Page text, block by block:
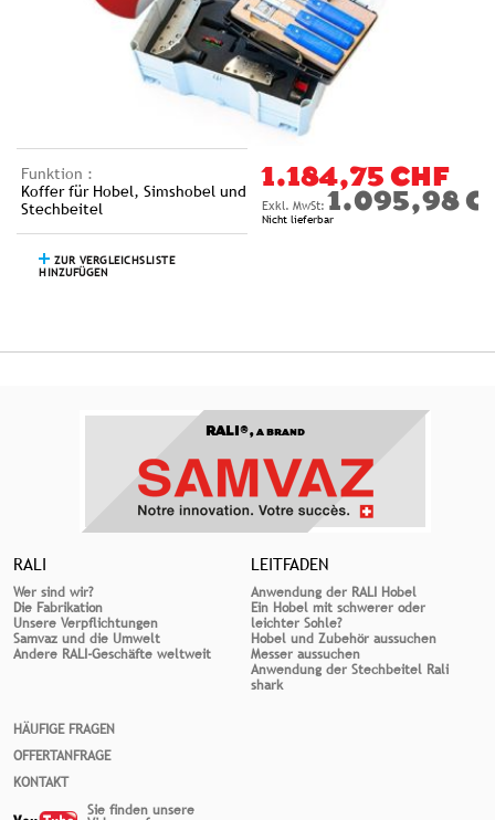
Funktion :
Koffer für Hobel, Simshobel und
Stechbeitel
ZUR VERGLEICHSLISTE
HINZUFÜGEN
1.184,75 CHF
1.095,98
Nicht lieferbar
RALI®,A BRAND
RALI
Wer sind wir?
Die Fabrikation
Unsere Verpflichtungen
Samvaz und die Umwelt
Andere RALI-Geschäfte weltweit
LEITFADEN
Anwendung der RALI Hobel
Ein Hobel mit schwerer oder
leichter Sohle?
Hobel und Zubehör aussuchen
Messer aussuchen
Anwendung der Stechbeitel Rali
shark
HÄUFIGE FRAGEN
OFFERTANFRAGE
KONTAKT
Sie finden unsere